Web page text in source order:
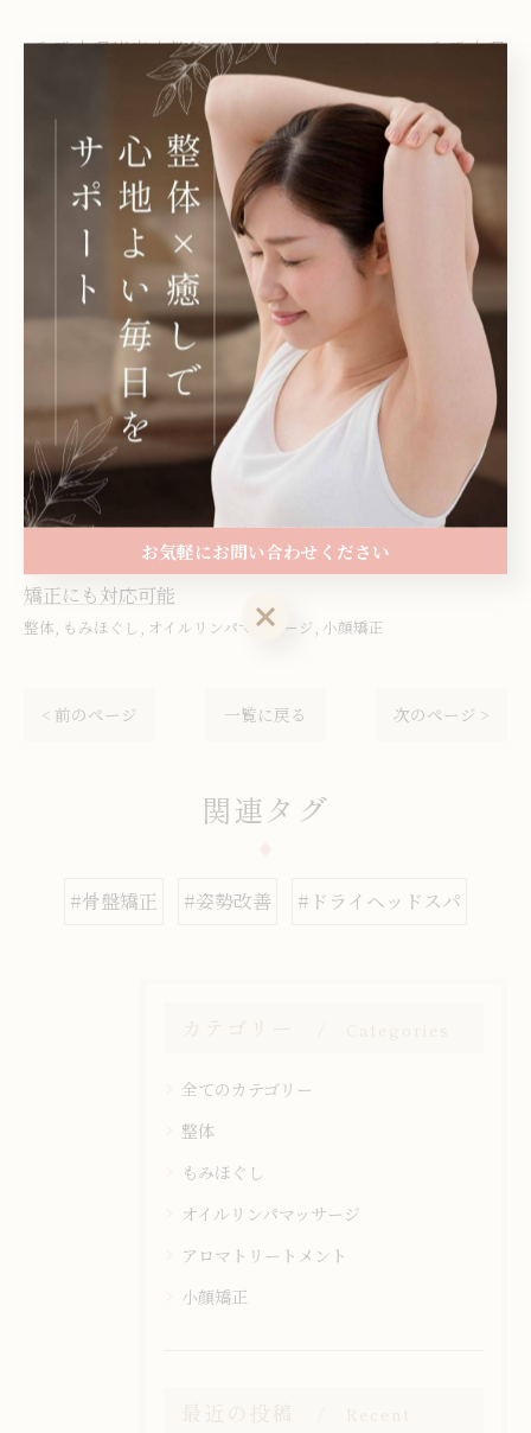
#和歌山県岩出市整体リラクゼーションサロン #和歌山県
整体リラクゼーションサロン #岩出市整体リラクゼーシ
ョンサロン #和歌山県リラクゼーションサロン岩出市リ
ラクゼーションサロン #整体 #整体ボディケア #骨盤矯正
#姿勢改善 #もみほぐし #産後骨盤ケア #マタニティボデ
ィケア #マタニティマッサージ #オイルリンパマッサージ
#小顔矯正 #足裏フットオイルマッサージ #ドライヘッド
スパ #癒し効果 #自然治癒力向上 #リラックス効果 #デト
ックス効果 #健康ケア #肩こり腰痛 #ドックラン #ゴール
デンドゥードル #マルプー #トイプードル #朝のドックラ
ン #犬とのくらしを楽しむ
岩出市で整体によるアプローチ岩出市で緊張をほぐすも
岩出市でオイルリンパマッサージ
矯正にも対応可能
整体 もみほぐし オイルリンパマッサージ 小顔矯正
< 前のページ 一覧に戻る 次のページ >
関連タグ
#骨盤矯正 #姿勢改善 #ドライヘッドスパ
全てのカテゴリー
整体
もみほぐし
オイルリンパマッサージ
アロマトリートメント
小顔矯正
お気軽にお問い合わせください
お気軽にお問い合わせください